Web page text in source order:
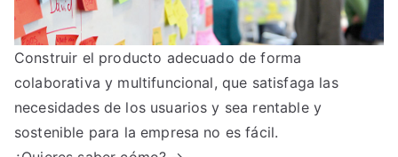
Construir el producto adecuado de forma
colaborativa y multifuncional, que satisfaga las
necesidades de los usuarios y sea rentable y
sostenible para la empresa no es fácil.